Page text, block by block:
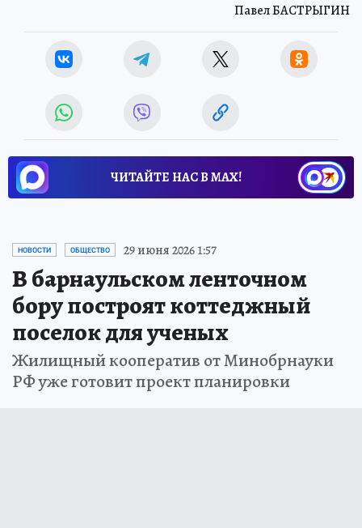
Павел БАСТРЫГИН
ЧИТАЙТЕ НАС В МАХ!
НОВОСТИ ОБЩЕСТВО 29 июня 2026 1:57
В барнаульском ленточном
бору построят коттеджный
поселок для ученых
Жилищный кооператив от Минобрнауки
РФ уже готовит проект планировки